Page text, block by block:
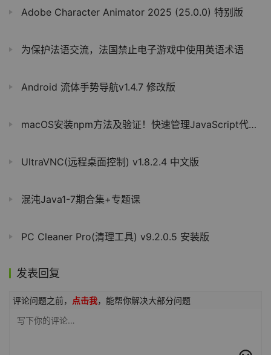
Adobe Character Animator 2025 (25.0.0) 特别版
为保护法语交流，法国禁止电子游戏中使用英语术语
Android 流体手势导航v1.4.7 修改版
macOS安装npm方法及验证！快速管理JavaScript代码包！
UltraVNC(远程桌面控制) v1.8.2.4 中文版
混沌Java1-7期合集+专题课
PC Cleaner Pro(清理工具) v9.2.0.5 安装版
发表回复
评论问题之前， 点击我，能帮你解决大部分问题